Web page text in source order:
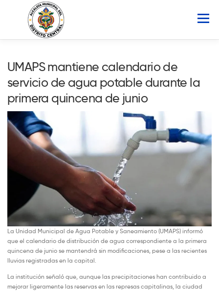
Menú
ATLAS MUNICIPAL COCOIN
PORTAL DE TRANSPARENCIA
Buscar:
UMAPS mantiene calendario de
servicio de agua potable durante la
primera quincena de junio
La Unidad Municipal de Agua Potable y Saneamiento (UMAPS) informó
que el calendario de distribución de agua correspondiente a la primera
quincena de junio se mantendrá sin modificaciones, pese a las recientes
lluvias registradas en la capital.
La institución señaló que, aunque las precipitaciones han contribuido a
mejorar ligeramente las reservas en las represas capitalinas, la ciudad